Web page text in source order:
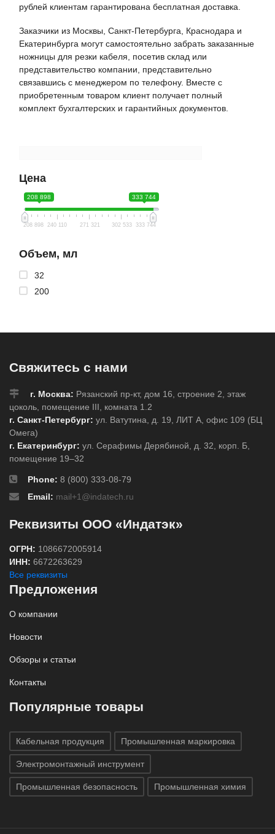
Цена
208 898 333 744
208 898 240 110 271 321 302 533 333 744
Объем, мл
32
200
рублей клиентам гарантирована бесплатная доставка.
Заказчики из Москвы, Санкт-Петербурга, Краснодара и
Екатеринбурга могут самостоятельно забрать заказанные
ножницы для резки кабеля, посетив склад или
представительство компании, представительно
связавшись с менеджером по телефону. Вместе с
приобретенным товаром клиент получает полный
комплект бухгалтерских и гарантийных документов.
Свяжитесь с нами
г. Москва: Рязанский пр-кт, дом 16, строение 2, этаж
цоколь, помещение III, комната 1.2
г. Санкт-Петербург: ул. Ватутина, д. 19, ЛИТ А, офис 109 (БЦ
Омега)
г. Екатеринбург: ул. Серафимы Дерябиной, д. 32, корп. Б,
помещение 19–32
Phone: 8 (800) 333-08-79
Email: mail+1@indatech.ru
Реквизиты ООО «Индатэк»
ОГРН: 1086672005914
ИНН: 6672263629
Все реквизиты
Предложения
О компании
Новости
Обзоры и статьи
Контакты
Популярные товары
Кабельная продукция Промышленная маркировка
Электромонтажный инструмент
Промышленная безопасность Промышленная химия